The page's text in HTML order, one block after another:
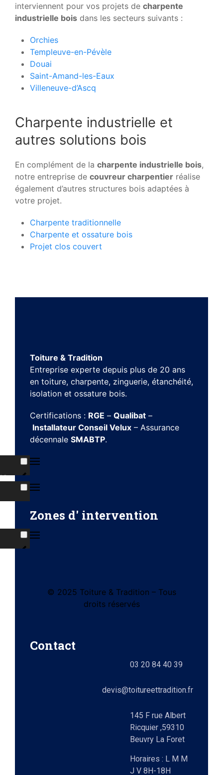
interviennent pour vos projets de charpente
industrielle bois dans les secteurs suivants :
Orchies
Templeuve-en-Pévèle
Douai
Saint-Amand-les-Eaux
Villeneuve-d’Ascq
Charpente industrielle et
autres solutions bois
En complément de la charpente industrielle bois,
notre entreprise de couvreur charpentier réalise
également d’autres structures bois adaptées à
votre projet.
Charpente traditionnelle
Charpente et ossature bois
Projet clos couvert
Toiture & Tradition
Entreprise experte depuis plus de 20 ans
en toiture, charpente, zinguerie, étanchéité,
isolation et ossature bois.
Certifications : RGE – Qualibat –
Installateur Conseil Velux – Assurance
décennale SMABTP.
Zones d' intervention
© 2025 Toiture & Tradition – Tous
droits réservés
Contact
03 20 84 40 39
devis@toitureettradition.fr
145 F rue Albert
Ricquier ,59310
Beuvry La Foret
Horaires : L M M
J V 8H-18H